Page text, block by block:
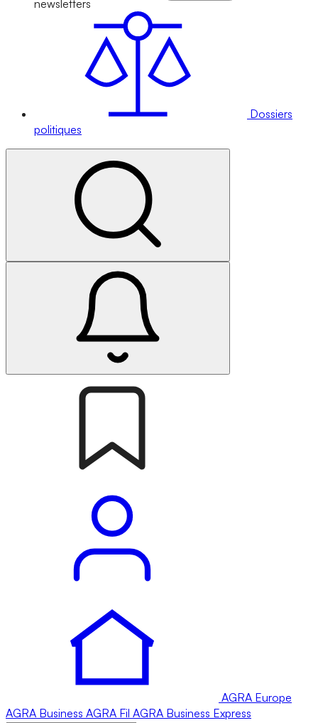
newsletters
Dossiers
politiques
AGRA Europe
AGRA Business AGRA Fil AGRA Business Express